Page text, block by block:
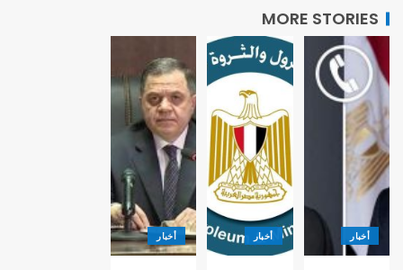
MORE STORIES
أخبار أخبار أخبار